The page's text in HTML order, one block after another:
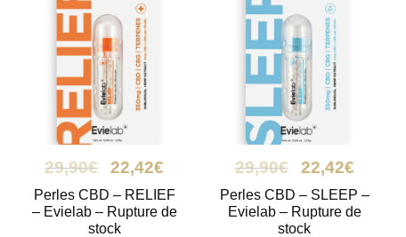
29,90€ 22,42€
Perles CBD – RELIEF
– Evielab – Rupture de
stock
29,90€ 22,42€
Perles CBD – SLEEP –
Evielab – Rupture de
stock